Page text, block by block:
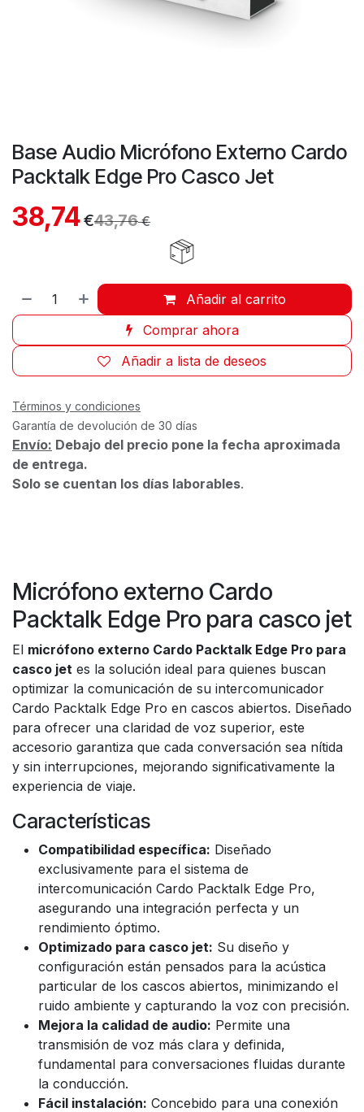
Base Audio Micrófono Externo Cardo
Packtalk Edge Pro Casco Jet
38,74€43,76€
Añadir al carrito
Comprar ahora
Añadir a lista de deseos
Términos y condiciones
Garantía de devolución de 30 días
Envío: Debajo del precio pone la fecha aproximada
de entrega.
Solo se cuentan los días laborables.
Micrófono externo Cardo
Packtalk Edge Pro para casco jet
El micrófono externo Cardo Packtalk Edge Pro para
casco jet es la solución ideal para quienes buscan
optimizar la comunicación de su intercomunicador
Cardo Packtalk Edge Pro en cascos abiertos. Diseñado
para ofrecer una claridad de voz superior, este
accesorio garantiza que cada conversación sea nítida
y sin interrupciones, mejorando significativamente la
experiencia de viaje.
Características
Compatibilidad específica: Diseñado
exclusivamente para el sistema de
intercomunicación Cardo Packtalk Edge Pro,
asegurando una integración perfecta y un
rendimiento óptimo.
Optimizado para casco jet: Su diseño y
configuración están pensados para la acústica
particular de los cascos abiertos, minimizando el
ruido ambiente y capturando la voz con precisión.
Mejora la calidad de audio: Permite una
transmisión de voz más clara y definida,
fundamental para conversaciones fluidas durante
la conducción.
Fácil instalación: Concebido para una conexión